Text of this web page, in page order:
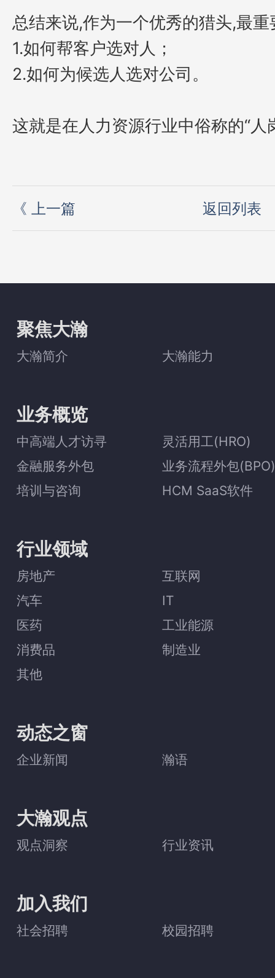
总结来说,作为一个优秀的猎头,最
1.如何帮客户选对人；
2.如何为候选人选对公司。
这就是在人力资源行业中俗称的“人
《 上一篇 返回列表
聚焦大瀚
大瀚简介 大瀚能力
业务概览
中高端人才访寻
灵活用工(HRO)
金融服务外包
业务流程外包(BPO)
培训与咨询
HCM SaaS软件
行业领域
房地产
互联网
汽车
IT
医药
工业能源
消费品
制造业
其他
动态之窗
企业新闻 瀚语
大瀚观点
观点洞察 行业资讯
加入我们
社会招聘 校园招聘